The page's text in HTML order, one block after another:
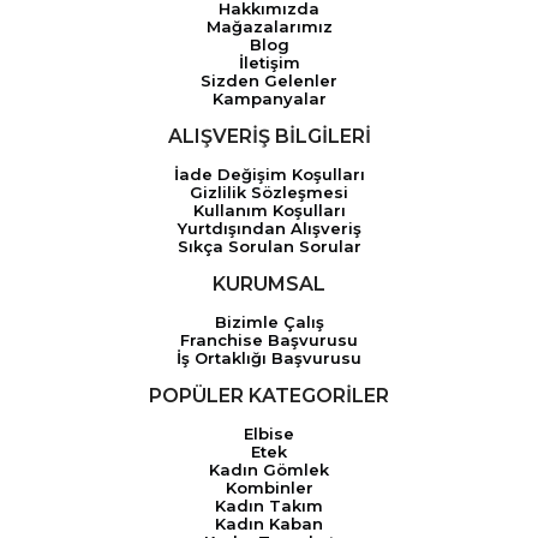
Hakkımızda
Mağazalarımız
Blog
İletişim
Sizden Gelenler
Kampanyalar
ALIŞVERİŞ BİLGİLERİ
İade Değişim Koşulları
Gizlilik Sözleşmesi
Kullanım Koşulları
Yurtdışından Alışveriş
Sıkça Sorulan Sorular
KURUMSAL
Bizimle Çalış
Franchise Başvurusu
İş Ortaklığı Başvurusu
POPÜLER KATEGORİLER
Elbise
Etek
Kadın Gömlek
Kombinler
Kadın Takım
Kadın Kaban